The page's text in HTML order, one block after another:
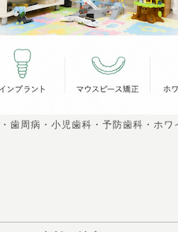
歯周病・小児歯科・予防歯科・ホ